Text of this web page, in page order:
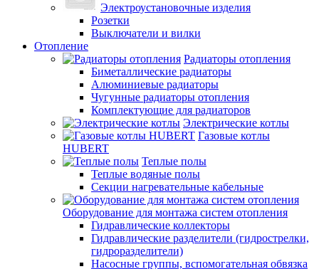
Электроустановочные изделия
Розетки
Выключатели и вилки
Отопление
Радиаторы отопления
Биметаллические радиаторы
Алюминиевые радиаторы
Чугунные радиаторы отопления
Комплектующие для радиаторов
Электрические котлы
Газовые котлы
HUBERT
Теплые полы
Теплые водяные полы
Секции нагревательные кабельные
Оборудование для монтажа систем отопления
Гидравлические коллекторы
Гидравлические разделители (гидрострелки,
гидроразделители)
Насосные группы, вспомогательная обвязка